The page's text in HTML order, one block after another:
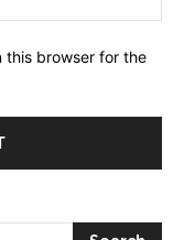
this browser for the